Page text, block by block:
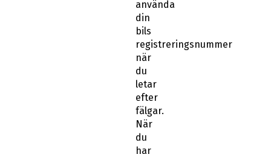
använda
din
bils
registreringsnummer
när
du
letar
efter
fälgar.
När
du
har